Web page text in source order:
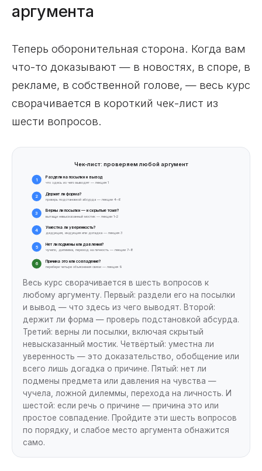
аргумента
Теперь оборонительная сторона. Когда вам
что-то доказывают — в новостях, в споре, в
рекламе, в собственной голове, — весь курс
сворачивается в короткий чек-лист из
шести вопросов.
Чек-лист: проверяем любой аргумент
1
Раздели на посылки и вывод
что здесь из чего выводят — лекция 1
2
Держит ли форма?
проверь подстановкой абсурда — лекции 4–6
3
Верны ли посылки — и скрытые тоже?
вытащи невысказанный мостик — лекции 1–2
4
Уместна ли уверенность?
дедукция, индукция или догадка — лекция 3
5
Нет ли подмены или давления?
чучело, дилемма, переход на личность — лекции 7–8
6
Причина это или совпадение?
перебери четыре объяснения связи — лекция 9
Весь курс сворачивается в шесть вопросов к
любому аргументу. Первый: раздели его на посылки
и вывод — что здесь из чего выводят. Второй:
держит ли форма — проверь подстановкой абсурда.
Третий: верны ли посылки, включая скрытый
невысказанный мостик. Четвёртый: уместна ли
уверенность — это доказательство, обобщение или
всего лишь догадка о причине. Пятый: нет ли
подмены предмета или давления на чувства —
чучела, ложной дилеммы, перехода на личность. И
шестой: если речь о причине — причина это или
простое совпадение. Пройдите эти шесть вопросов
по порядку, и слабое место аргумента обнажится
само.